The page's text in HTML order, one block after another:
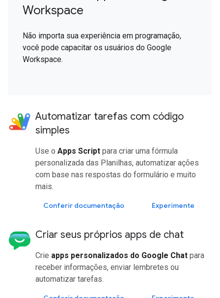
Workspace
Não importa sua experiência em programação,
você pode capacitar os usuários do Google
Workspace.
Automatizar tarefas com código
simples
Use o Apps Script para criar uma fórmula
personalizada das Planilhas, automatizar ações
com base nas respostas do formulário e muito
mais.
Conferir documentação Experimente
Criar seus próprios apps de chat
Crie apps personalizados do Google Chat para
receber informações, enviar lembretes ou
automatizar tarefas.